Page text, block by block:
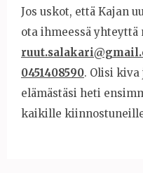
Jos uskot, että Kajan
ota ihmeessä
0451408590. Olisi
elämästäsi heti
kaikille